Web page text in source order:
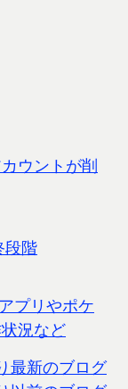
ウントが削
段階
プリやポケ
況など
最新のブログ